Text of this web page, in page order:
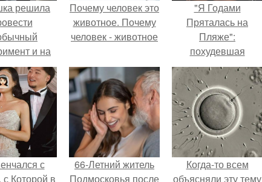
решила
и на
30
шаурмой.
Почему человек это
животное. Почему
человек - животное
"Я Годами
Пряталась на
Пляже":
похудевшая
невестка Валерии
показала фигуру в
откровенном
купальнике.
с
Которой в
66-Летний житель
Подмосковья после
Когда-то всем
объясняли эту тему